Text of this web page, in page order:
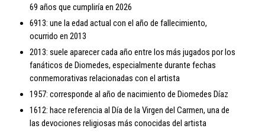
69 años que cumpliría en 2026
6913: une la edad actual con el año de fallecimiento,
ocurrido en 2013
2013: suele aparecer cada año entre los más jugados por los
fanáticos de Diomedes, especialmente durante fechas
conmemorativas relacionadas con el artista
1957: corresponde al año de nacimiento de Diomedes Díaz
1612: hace referencia al Día de la Virgen del Carmen, una de
las devociones religiosas más conocidas del artista